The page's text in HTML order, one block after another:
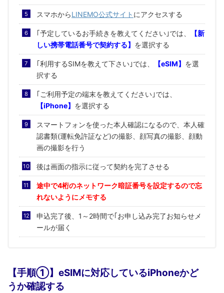
スマホからLINEMO公式サイト にアクセスする
｢予定しているお手続きを教えてください｣では、
【新
しい携帯電話番号で契約する】 を選択する
｢利用するSIMを教えて下さい｣では、 【eSIM】 を選
択する
｢ご利用予定の端末を教えてください｣では、
【iPhone】 を選択する
スマートフォンを使った本人確認になるので、本人確
認書類(運転免許証など)の撮影、顔写真の撮影、顔動
画の撮影を行う
後は画面の指示に従って契約を完了させる
途中で4桁のネットワーク暗証番号を設定するので忘
れないようにメモする
申込完了後、1～2時間で｢お申し込み完了お知らせメ
ールが届く
【手順①】eSIMに対応しているiPhoneかど
うか確認する